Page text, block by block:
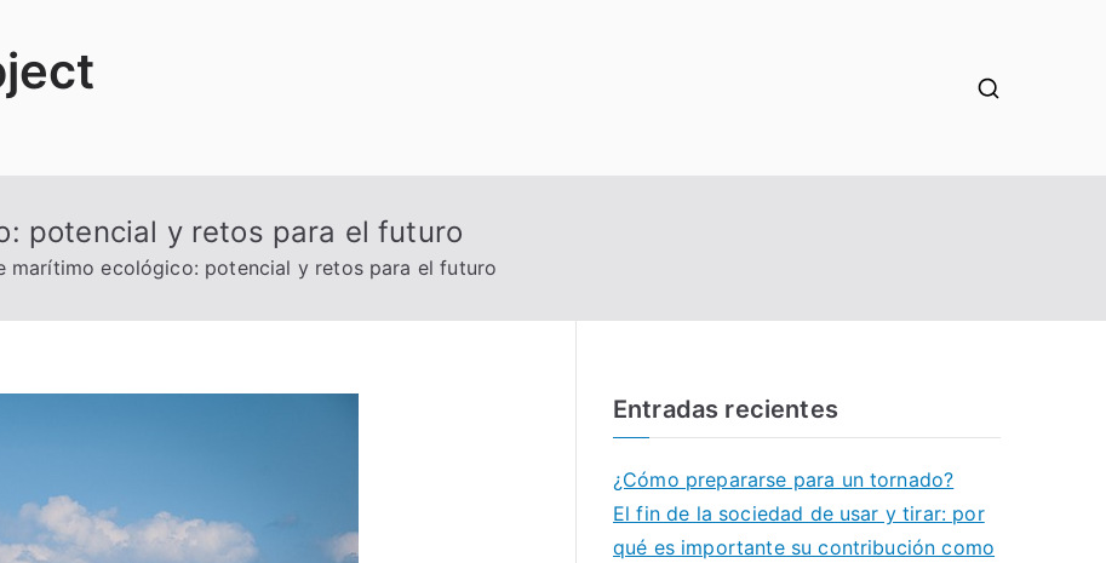
potencial y retos para el futuro
marítimo ecológico: potencial y retos para el futuro
Entradas recientes
¿Cómo prepararse para un tornado?
El fin de la sociedad de usar y tirar: por
qué es importante su contribución como